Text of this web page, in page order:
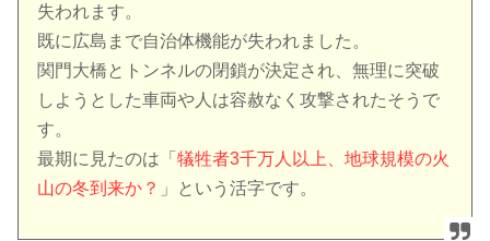
失われます。
既に広島まで自治体機能が失われました。
関門大橋とトンネルの閉鎖が決定され、無理に突破
しようとした車両や人は容赦なく攻撃されたそうで
す。
最期に見たのは「犠牲者3千万人以上、地球規模の火
山の冬到来か？ 」という活字です。